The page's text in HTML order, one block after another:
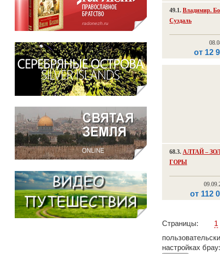
49.1. Владимир.
Суздаль
от 12
68.3. АЛТАЙ –
ГОРЫ
от 112
Страницы:
1
настройках